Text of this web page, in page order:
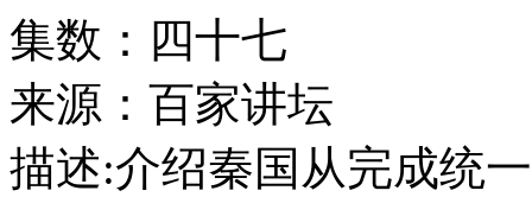
集数：四十七
来源：百家讲坛
描述:介绍秦国从完成统